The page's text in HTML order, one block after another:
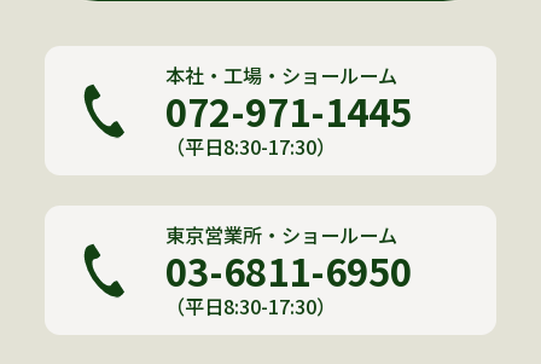
本社・工場・ショールーム
072-971-1445
（平日8:30-17:30）
東京営業所・ショールーム
03-6811-6950
（平日8:30-17:30）